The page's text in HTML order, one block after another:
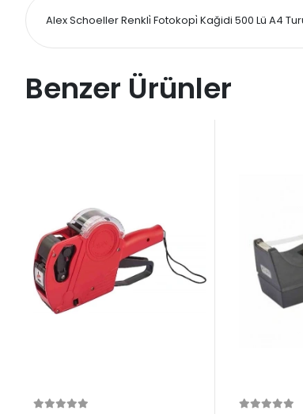
Alex Schoeller Renkli̇ Fotokopi̇ Kağidi 500 Lü A4
Benzer Ürünler